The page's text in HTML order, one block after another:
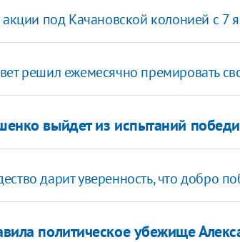
акции под Качановской колонией с 7
решил ежемесячно премировать
выйдет из испытаний
дарит уверенность, что добро
политическое убежище